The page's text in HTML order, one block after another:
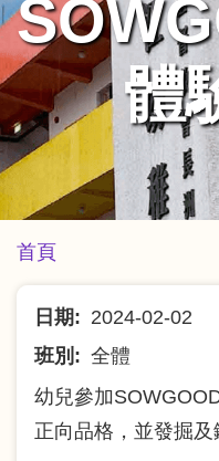
體
導
航
連
結
首頁
日期
2024-02-02
班別
全體
幼兒參加
正向品格，並發掘及